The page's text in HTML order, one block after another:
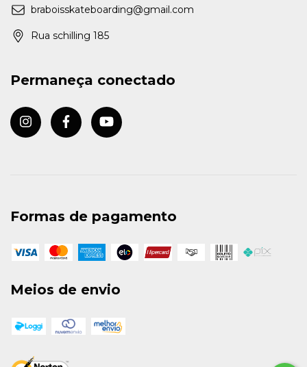
braboisskateboarding@gmail.com
Rua schilling 185
Permaneça conectado
Formas de pagamento
Meios de envio